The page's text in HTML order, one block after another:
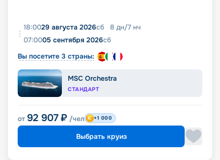
18:0029 августа 2026сб 8 дн/7 нч
07:0005 сентября 2026сб
Вы посетите 3 страны:
MSC Orchestra
СТАНДАРТ
от 92 907 ₽ /чел +1 000
Выбрать круиз